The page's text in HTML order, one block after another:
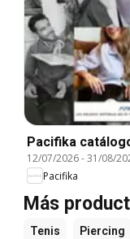
Pacifika
12/07/2026-31/08/
Pacifika
Más
Tenis Piercing